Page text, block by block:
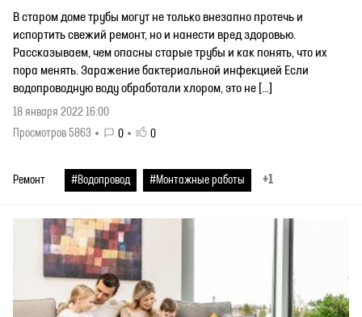
В старом доме трубы могут не только внезапно протечь и
испортить свежий ремонт, но и нанести вред здоровью.
Рассказываем, чем опасны старые трубы и как понять, что их
пора менять. Заражение бактериальной инфекцией Если
водопроводную воду обработали хлором, это не […]
18 января 2022 16:00
Просмотров 5863
0 0
Ремонт #Водопровод #Монтажные работы +1